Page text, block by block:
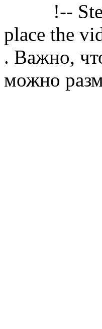
!--
place the
. Важно,
можно